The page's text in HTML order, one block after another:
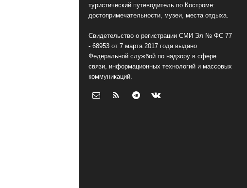
туристический путеводитель по Костроме:
достопримечательности, музеи, места отдыха.
Свидетельство о регистрации СМИ Эл № ФС 77
- 68953 от 7 марта 2017 года выдано
Федеральной службой по надзору в сфере
связи, информационных технологий и массовых
коммуникаций.